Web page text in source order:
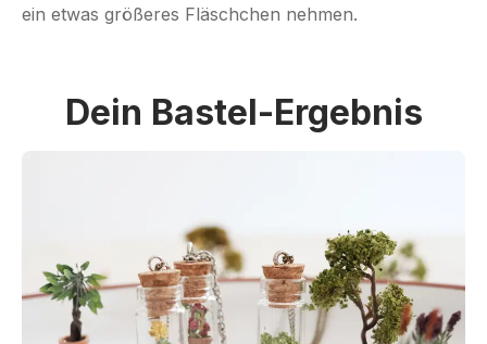
ein etwas größeres Fläschchen nehmen.
Dein Bastel-Ergebnis